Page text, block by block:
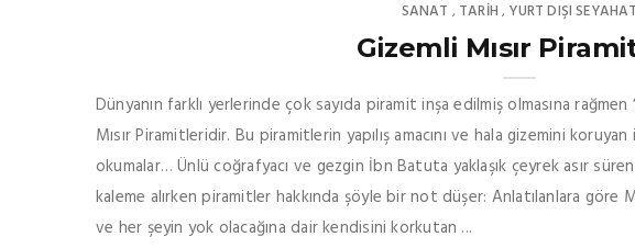
SANAT , TARİH , YURT DIŞI SEYAHAT
Gizemli Mısır
Dünyanın farklı yerlerinde çok sayıda piramit inşa edilmiş olmasına
Mısır Piramitleridir. Bu piramitlerin yapılış amacını ve hala gizemini
okumalar… Ünlü coğrafyacı ve gezgin İbn Batuta yaklaşık çeyrek asır
kaleme alırken piramitler hakkında şöyle bir not düşer: Anlatılanlara göre
ve her şeyin yok olacağına dair kendisini korkutan ...